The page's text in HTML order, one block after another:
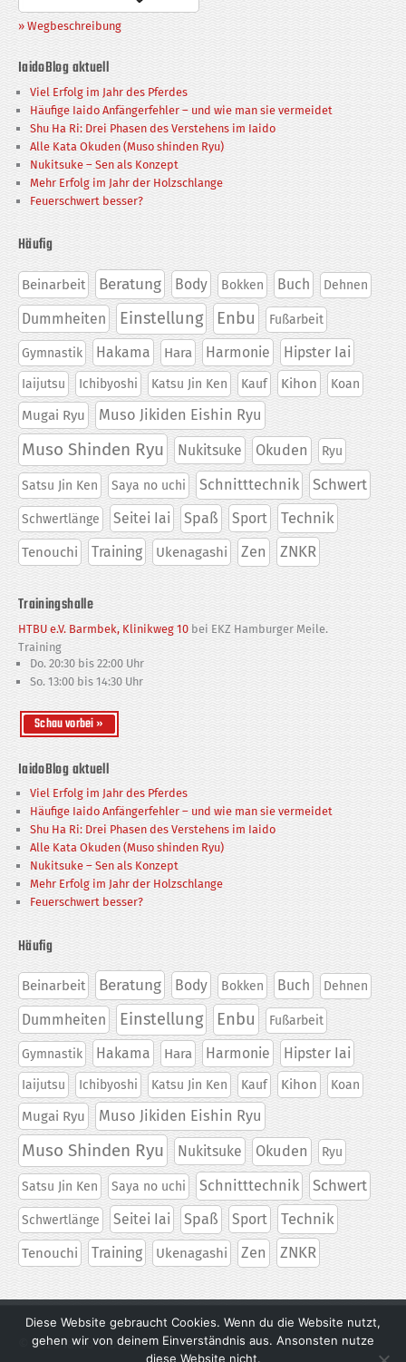
» Wegbeschreibung
IaidoBlog aktuell
Viel Erfolg im Jahr des Pferdes
Häufige Iaido Anfängerfehler – und wie man sie vermeidet
Shu Ha Ri: Drei Phasen des Verstehens im Iaido
Alle Kata Okuden (Muso shinden Ryu)
Nukitsuke – Sen als Konzept
Mehr Erfolg im Jahr der Holzschlange
Feuerschwert besser?
Häufig
Beinarbeit Beratung Body Bokken Buch Dehnen
Dummheiten Einstellung Enbu Fußarbeit
Gymnastik Hakama Hara Harmonie Hipster Iai
Iaijutsu Ichibyoshi Katsu Jin Ken Kauf Kihon Koan
Mugai Ryu Muso Jikiden Eishin Ryu
Muso Shinden Ryu Nukitsuke Okuden Ryu
Satsu Jin Ken Saya no uchi Schnitttechnik Schwert
Schwertlänge Seitei Iai Spaß Sport Technik
Tenouchi Training Ukenagashi Zen ZNKR
Trainingshalle
HTBU e.V. Barmbek, Klinikweg 10 bei EKZ Hamburger Meile.
Training
Do. 20:30 bis 22:00 Uhr
So. 13:00 bis 14:30 Uhr
IaidoBlog aktuell
Viel Erfolg im Jahr des Pferdes
Häufige Iaido Anfängerfehler – und wie man sie vermeidet
Shu Ha Ri: Drei Phasen des Verstehens im Iaido
Alle Kata Okuden (Muso shinden Ryu)
Nukitsuke – Sen als Konzept
Mehr Erfolg im Jahr der Holzschlange
Feuerschwert besser?
Häufig
Beinarbeit Beratung Body Bokken Buch Dehnen
Dummheiten Einstellung Enbu Fußarbeit
Gymnastik Hakama Hara Harmonie Hipster Iai
Iaijutsu Ichibyoshi Katsu Jin Ken Kauf Kihon Koan
Mugai Ryu Muso Jikiden Eishin Ryu
Muso Shinden Ryu Nukitsuke Okuden Ryu
Satsu Jin Ken Saya no uchi Schnitttechnik Schwert
Schwertlänge Seitei Iai Spaß Sport Technik
Tenouchi Training Ukenagashi Zen ZNKR
© 2026Iaido-Nord| Driven by Training.
Diese Website gebraucht Cookies. Wenn du die Website nutzt,
gehen wir von deinem Einverständnis aus. Ansonsten nutze
diese Website nicht.